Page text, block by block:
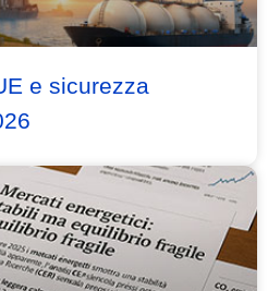
e sicurezza